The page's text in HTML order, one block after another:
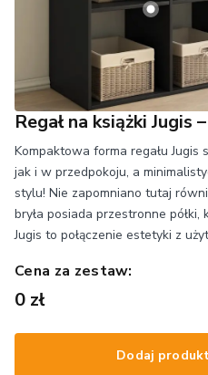
Regał na książki Jugis
Kompaktowa forma regału
jak i w przedpokoju, a
stylu! Nie zapomniano tutaj
bryła posiada przestronne półki,
Jugis to połączenie estetyki z
Cena za zestaw:
0 zł
Dodaj